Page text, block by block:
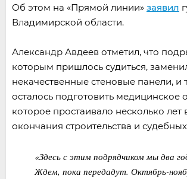
Об этом на «Прямой линии» заявил
Владимирской области.
Александр Авдеев отметил, что
которым пришлось судиться,
некачественные стеновые панели, и
осталось подготовить медицинское
которое простаивало несколько
окончания строительства и
«Здесь с этим подрядчиком мы два
Ждем, пока передадут. Октябрь-